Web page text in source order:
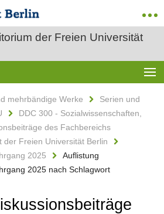
der Freien Universität
mehrbändige Werke
Serien und
DDC 300 - Sozialwissenschaften,
des Fachbereichs
der Freien Universität Berlin
2025
Auflistung
2025 nach Schlagwort